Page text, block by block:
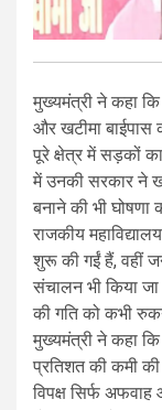
मुख्यमंत्री ने कहा
और खटीमा बाईपास
पूरे क्षेत्र में सड़कों
में उनकी सरकार ने
बनाने की भी घोषणा
राजकीय
शुरू की गईं हैं, वहीं
संचालन भी किया
की गति को कभी
मुख्यमंत्री ने कहा कि
प्रतिशत की कमी
विपक्ष सिर्फ